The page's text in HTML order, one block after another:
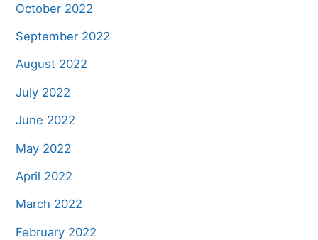
October 2022
September 2022
August 2022
July 2022
June 2022
May 2022
April 2022
March 2022
February 2022